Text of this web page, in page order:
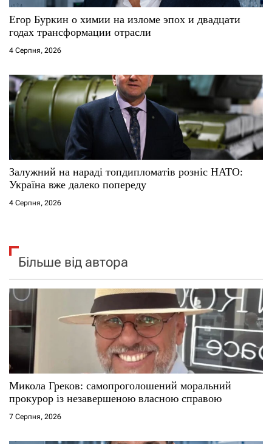
Егор Буркин о химии на изломе эпох и двадцати
годах трансформации отрасли
4 Серпня, 2026
Залужний на нараді топдипломатів розніс НАТО:
Україна вже далеко попереду
4 Серпня, 2026
Більше від автора
Микола Греков: самопроголошений моральний
прокурор із незавершеною власною справою
7 Серпня, 2026